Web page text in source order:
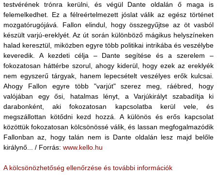
testvérének trónra kerülni, és végül Dante oldalán ő maga is
felemelkedhet. Ez a félreértelmezett jóslat válik az egész történet
mozgatórugójává. Fallon elindul, hogy összegyűjtse az öt vasból
készült varjú-ereklyét. Az út során különböző mágikus helyszíneken
halad keresztül, miközben egyre több politikai intrikába és veszélybe
keveredik. A kezdeti célja – Dante segítése és a szerelem –
fokozatosan háttérbe szorul, ahogy kiderül, hogy ezek az ereklyék
nem egyszerű tárgyak, hanem lepecsételt veszélyes erők kulcsai.
Ahogy Fallon egyre több "varjút" szerez meg, ráébred, hogy
valójában egy ősi, hatalmas lényt, a Varjúkirályt szabadítja ki
darabonként, aki fokozatosan kapcsolatba kerül vele, és
megszállottan kötődni kezd hozzá. A különös és erős kapcsolat
közöttük fokozatosan kölcsönössé válik, és lassan megfogalmazódik
Fallonban az, hogy talán nem is Dante oldalán lesz majd belőle
királynő... / Forrás: www.kello.hu
A kölcsönözhetőség ellenőrzése és további információk